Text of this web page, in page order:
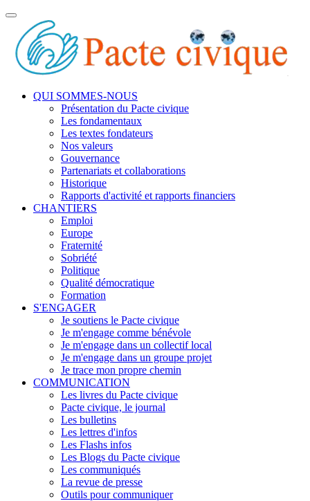
Toggle
navigation
QUI SOMMES-NOUS
Présentation du Pacte civique
Les fondamentaux
Les textes fondateurs
Nos valeurs
Gouvernance
Partenariats et collaborations
Historique
Rapports d'activité et rapports financiers
CHANTIERS
Emploi
Europe
Fraternité
Sobriété
Politique
Qualité démocratique
Formation
S'ENGAGER
Je soutiens le Pacte civique
Je m'engage comme bénévole
Je m'engage dans un collectif local
Je m'engage dans un groupe projet
Je trace mon propre chemin
COMMUNICATION
Les livres du Pacte civique
Pacte civique, le journal
Les bulletins
Les lettres d'infos
Les Flashs infos
Les Blogs du Pacte civique
Les communiqués
La revue de presse
Outils pour communiquer